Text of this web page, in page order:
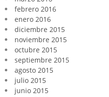
febrero 2016
enero 2016
diciembre 2015
noviembre 2015
octubre 2015
septiembre 2015
agosto 2015
julio 2015
junio 2015